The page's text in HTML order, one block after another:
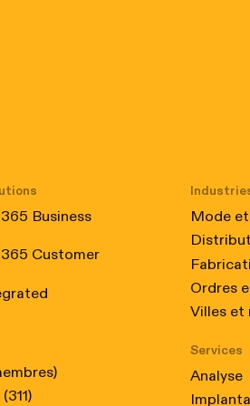
Certified, from February 2024 to
Business
Customer
Mode
Ordres
Villes et
Services
Analyse